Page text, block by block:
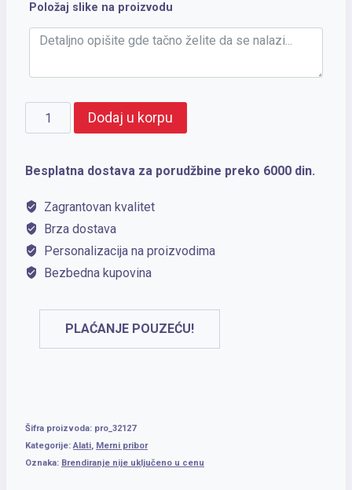
Položaj slike na proizvodu
METRICO
količina
Dodaj u korpu
Besplatna dostava za porudžbine preko 6000 din.
Zagrantovan kvalitet
Brza dostava
Personalizacija na proizvodima
Bezbedna kupovina
PLAĆANJE POUZEĆU!
Šifra proizvoda: pro_32127
Kategorije:Alati, Merni pribor
Oznaka: Brendiranje nije uključeno u cenu